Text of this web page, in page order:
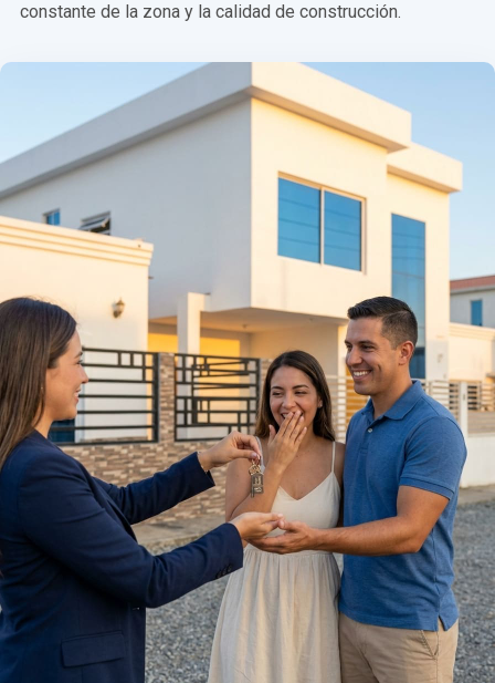
constante de la zona y la calidad de construcción.